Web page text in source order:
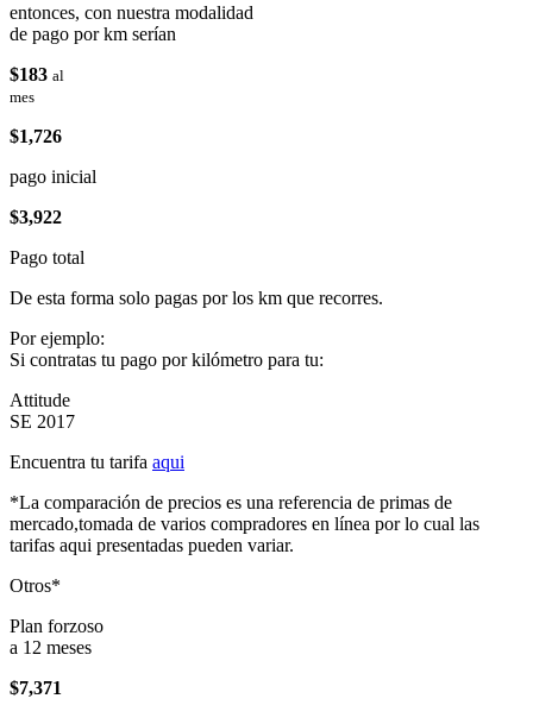
entonces, con nuestra modalidad
de pago por km serían
$183 al
mes
$1,726
pago inicial
$3,922
Pago total
De esta forma solo pagas por los km que recorres.
Por ejemplo:
Si contratas tu pago por kilómetro para tu:
Attitude
SE 2017
Encuentra tu tarifa aqui
*La comparación de precios es una referencia de primas de
mercado,tomada de varios compradores en línea por lo cual las
tarifas aqui presentadas pueden variar.
Otros*
Plan forzoso
a 12 meses
$7,371